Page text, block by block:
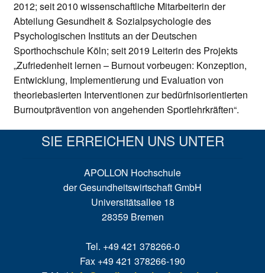
2012; seit 2010 wissenschaftliche Mitarbeiterin der
Abteilung Gesundheit & Sozialpsychologie des
Psychologischen Instituts an der Deutschen
Sporthochschule Köln; seit 2019 Leiterin des Projekts
„Zufriedenheit lernen – Burnout vorbeugen: Konzeption,
Entwicklung, Implementierung und Evaluation von
theoriebasierten Interventionen zur bedürfnisorientierten
Burnoutprävention von angehenden Sportlehrkräften“.
SIE ERREICHEN UNS UNTER
APOLLON Hochschule
der Gesundheitswirtschaft GmbH
Universitätsallee 18
28359 Bremen
Tel. +49 421 378266-0
Fax +49 421 378266-190